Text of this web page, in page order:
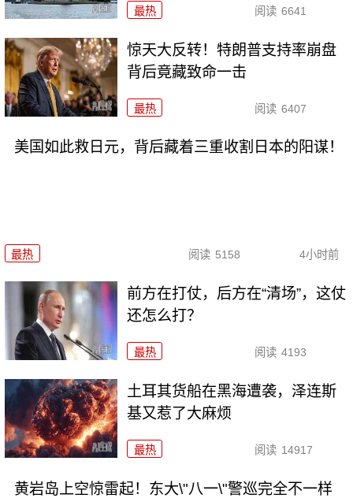
最热 阅读 6641
惊天大反转！特朗普支持率崩盘
背后竟藏致命一击
最热 阅读 6407
美国如此救日元，背后藏着三重收割日本的阳谋！
最热 阅读 5158 4小时前
前方在打仗，后方在“清场”，这仗
还怎么打？
最热 阅读 4193
土耳其货船在黑海遭袭，泽连斯
基又惹了大麻烦
最热 阅读 14917
黄岩岛上空惊雷起！东大\"八一\"警巡完全不一样